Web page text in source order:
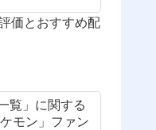
価とおすすめ配
覧」に関する
モン」ファン